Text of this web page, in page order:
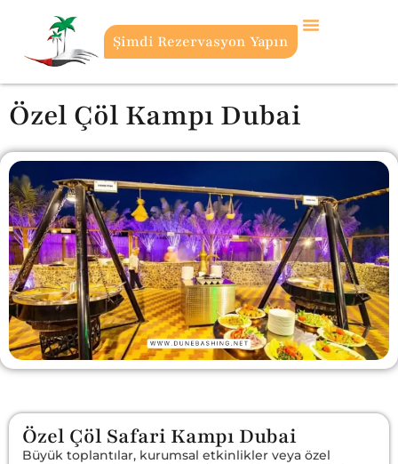
Şimdi Rezervasyon Yapın
Özel Çöl Kampı Dubai
Özel Çöl Safari Kampı Dubai
Büyük toplantılar, kurumsal etkinlikler veya özel